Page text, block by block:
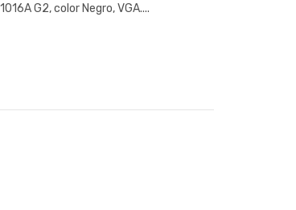
G2, color Negro, VGA....